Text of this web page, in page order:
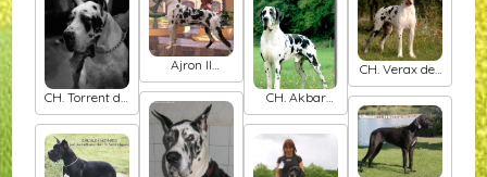
CH. Torrent du
domaine de
l'ostrevent
Ajron Il
paradiso di
bella
CH. Akbar
d'Iskandar
CH. Verax des
Habits
Rouges